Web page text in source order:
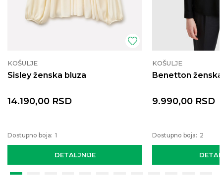
KOŠULJE
Sisley ženska bluza
DETALJNIJE
14.190,00 RSD
Dostupno boja: 1
KOŠULJE
Benetton
9.990,00 RSD
Dostupno boja: 2